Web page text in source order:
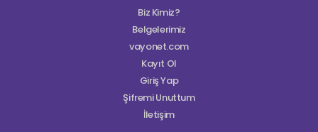
Biz Kimiz?
Belgelerimiz
vayonet.com
Kayıt Ol
Giriş Yap
Şifremi Unuttum
İletişim